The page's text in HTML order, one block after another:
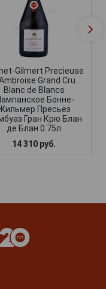
Gilmert Precieuse
Grand Cru
Blanc de Blancs
Бонне-
Пресьёз
Гран Крю Блан
де Блан 0.75л
14 310 руб.